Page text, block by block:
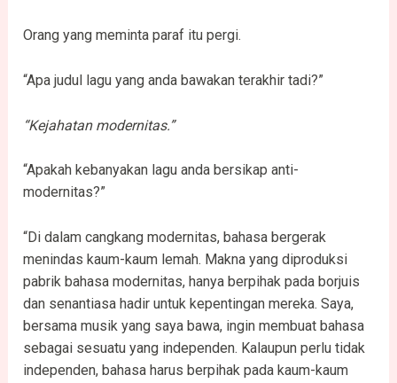
Orang yang meminta paraf itu pergi.
“Apa judul lagu yang anda bawakan terakhir tadi?”
“Kejahatan modernitas.”
“Apakah kebanyakan lagu anda bersikap anti-
modernitas?”
“Di dalam cangkang modernitas, bahasa bergerak
menindas kaum-kaum lemah. Makna yang diproduksi
pabrik bahasa modernitas, hanya berpihak pada borjuis
dan senantiasa hadir untuk kepentingan mereka. Saya,
bersama musik yang saya bawa, ingin membuat bahasa
sebagai sesuatu yang independen. Kalaupun perlu tidak
independen, bahasa harus berpihak pada kaum-kaum